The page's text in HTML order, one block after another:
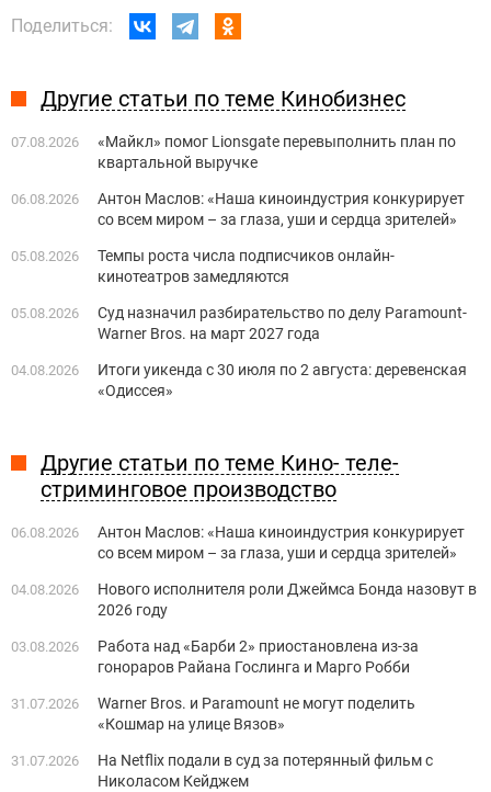
Поделиться:
Другие статьи по теме Кинобизнес
07.08.2026
«Майкл» помог Lionsgate перевыполнить план по
квартальной выручке
06.08.2026
Антон Маслов: «Наша киноиндустрия конкурирует
со всем миром – за глаза, уши и сердца зрителей»
05.08.2026
Темпы роста числа подписчиков онлайн-
кинотеатров замедляются
05.08.2026
Суд назначил разбирательство по делу Paramount-
Warner Bros. на март 2027 года
04.08.2026
Итоги уикенда с 30 июля по 2 августа: деревенская
«Одиссея»
Другие статьи по теме Кино- теле-
стриминговое производство
06.08.2026
Антон Маслов: «Наша киноиндустрия конкурирует
со всем миром – за глаза, уши и сердца зрителей»
04.08.2026
Нового исполнителя роли Джеймса Бонда назовут в
2026 году
03.08.2026
Работа над «Барби 2» приостановлена из-за
гонораров Райана Гослинга и Марго Робби
31.07.2026
Warner Bros. и Paramount не могут поделить
«Кошмар на улице Вязов»
31.07.2026
На Netflix подали в суд за потерянный фильм с
Николасом Кейджем